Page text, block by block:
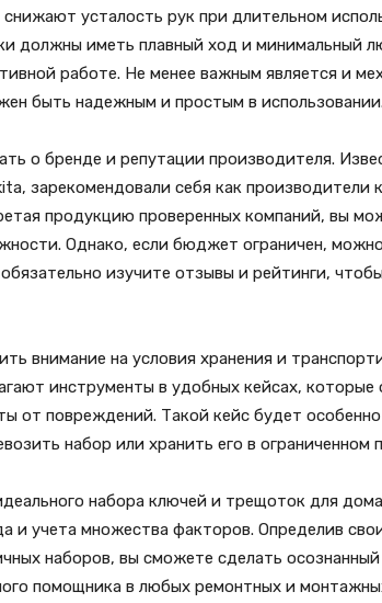
усталость рук при длительном
должны иметь плавный ход и минимальный
работе. Не менее важным является и
быть надежным и простым в использовании.
о бренде и репутации производителя.
зарекомендовали себя как производители
продукцию проверенных компаний, вы
Однако, если бюджет ограничен,
изучите отзывы и рейтинги,
внимание на условия хранения и
инструменты в удобных кейсах,
от повреждений. Такой кейс будет особенно
набор или хранить его в ограниченном
набора ключей и трещоток для
и учета множества факторов. Определив
наборов, вы сможете сделать
помощника в любых ремонтных и